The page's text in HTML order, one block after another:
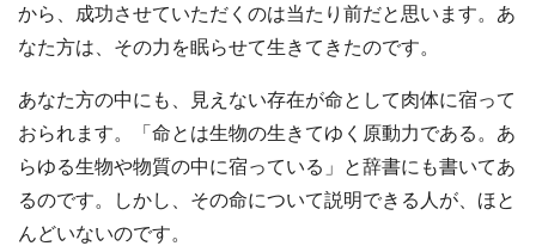
から、成功させていただくのは当たり前だと思います。あ
なた方は、その力を眠らせて生きてきたのです。
あなた方の中にも、見えない存在が命として肉体に宿って
おられます。「命とは生物の生きてゆく原動力である。あ
らゆる生物や物質の中に宿っている」と辞書にも書いてあ
るのです。しかし、その命について説明できる人が、ほと
んどいないのです。